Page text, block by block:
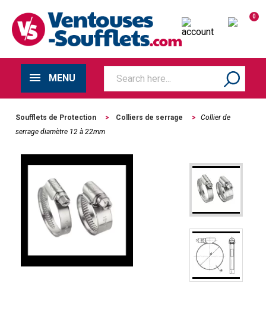
0
MENU
Soufflets de Protection > Colliers de serrage >
Collier de
serrage diamètre 12 à 22mm